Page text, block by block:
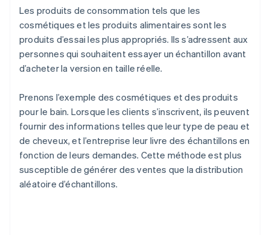
Les produits de consommation tels que les
cosmétiques et les produits alimentaires sont les
produits d’essai les plus appropriés. Ils s’adressent aux
personnes qui souhaitent essayer un échantillon avant
d’acheter la version en taille réelle.
Prenons l’exemple des cosmétiques et des produits
pour le bain. Lorsque les clients s’inscrivent, ils peuvent
fournir des informations telles que leur type de peau et
de cheveux, et l’entreprise leur livre des échantillons en
fonction de leurs demandes. Cette méthode est plus
susceptible de générer des ventes que la distribution
aléatoire d’échantillons.